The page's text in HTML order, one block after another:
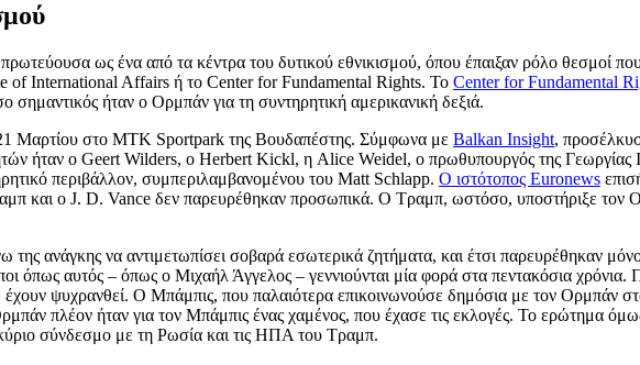
πρωτεύουσα ως ένα από τα κέντρα του δυτικού εθνικισμού, όπου έπαιξαν ρόλο θεσμοί
International Affairs ή το Center for Fundamental Rights. Το Center for Fundamental
σημαντικός ήταν ο Ορμπάν για τη συντηρητική αμερικανική δεξιά.
Μαρτίου στο MTK Sportpark της Βουδαπέστης. Σύμφωνα με Balkan Insight,
ήταν ο Geert Wilders, ο Herbert Kickl, η Alice Weidel, ο πρωθυπουργός της
περιβάλλον, συμπεριλαμβανομένου του Matt Schlapp. Ο ιστότοπος Euronews
και ο J. D. Vance δεν παρευρέθηκαν προσωπικά. Ο Τραμπ, ωστόσο, υποστήριξε τον
της ανάγκης να αντιμετωπίσει σοβαρά εσωτερικά ζητήματα, και έτσι παρευρέθηκαν
όπως αυτός – όπως ο Μιχαήλ Άγγελος – γεννιούνται μία φορά στα πεντακόσια
έχουν ψυχρανθεί. Ο Μπάμπις, που παλαιότερα επικοινωνούσε δημόσια με τον Ορμπάν
πλέον ήταν για τον Μπάμπις ένας χαμένος, που έχασε τις εκλογές. Το ερώτημα
σύνδεσμο με τη Ρωσία και τις ΗΠΑ του Τραμπ.